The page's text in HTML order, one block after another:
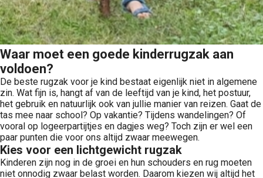
Waar moet een goede kinderrugzak aan
voldoen?
De beste rugzak voor je kind bestaat eigenlijk niet in algemene
zin. Wat fijn is, hangt af van de leeftijd van je kind, het postuur,
het gebruik en natuurlijk ook van jullie manier van reizen. Gaat de
tas mee naar school? Op vakantie? Tijdens wandelingen? Of
vooral op logeerpartijtjes en dagjes weg? Toch zijn er wel een
paar punten die voor ons altijd zwaar meewegen.
Kies voor een lichtgewicht rugzak
Kinderen zijn nog in de groei en hun schouders en rug moeten
niet onnodig zwaar belast worden. Daarom kiezen wij altijd het